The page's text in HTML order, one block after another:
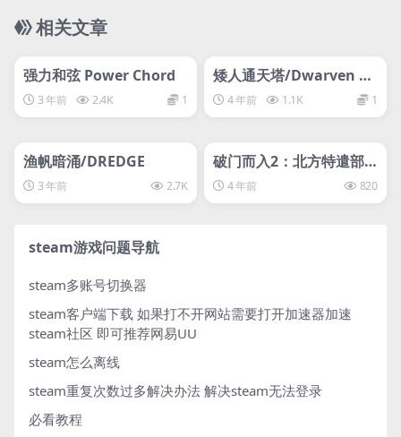
相关文章
svip专属
强力和弦 Power Chord
3 年前 2.4K 1
矮人通天塔/Dwarven Sk
ykeep
4 年前 1.1K 1
渔帆暗涌/DREDGE
3 年前 2.7K
svip专属
破门而入2：北方特遣部
队/Door Kickers 2: Task
Force North
4 年前 820
steam游戏问题导航
steam多账号切换器
steam客户端下载 如果打不开网站需要打开加速器加速
steam社区 即可推荐网易UU
steam怎么离线
steam重复次数过多解决办法 解决steam无法登录
必看教程